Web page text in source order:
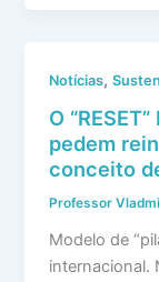
Notícias,
O
pedem
conceito
Professor
Modelo de
internacional.